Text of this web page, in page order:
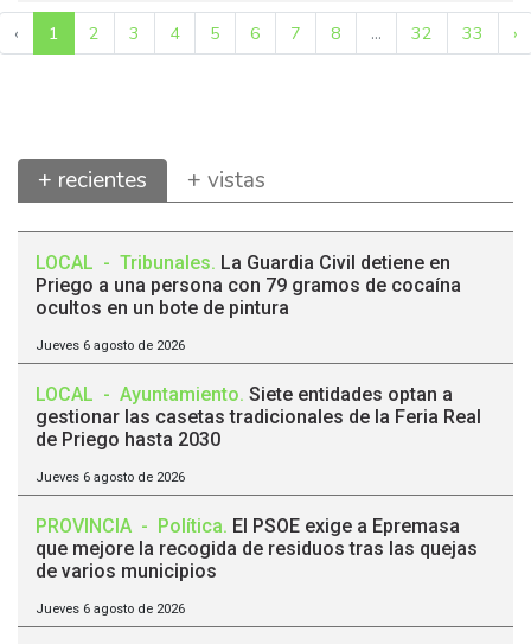
‹ 1 2 3 4 5 6 7 8 ... 32 33 ›
+ recientes + vistas
LOCAL - Tribunales. La Guardia Civil detiene en
Priego a una persona con 79 gramos de cocaína
ocultos en un bote de pintura
Jueves 6 agosto de 2026
LOCAL - Ayuntamiento. Siete entidades optan a
gestionar las casetas tradicionales de la Feria Real
de Priego hasta 2030
Jueves 6 agosto de 2026
PROVINCIA - Política. El PSOE exige a Epremasa
que mejore la recogida de residuos tras las quejas
de varios municipios
Jueves 6 agosto de 2026